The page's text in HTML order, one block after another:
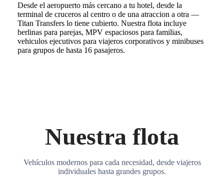
Desde el aeropuerto más cercano a tu hotel, desde la
terminal de cruceros al centro o de una atraccion a otra —
Titan Transfers lo tiene cubierto. Nuestra flota incluye
berlinas para parejas, MPV espaciosos para familias,
vehiculos ejecutivos para viajeros corporativos y minibuses
para grupos de hasta 16 pasajeros.
Nuestra flota
Vehículos modernos para cada necesidad, desde viajeros
individuales hasta grandes grupos.